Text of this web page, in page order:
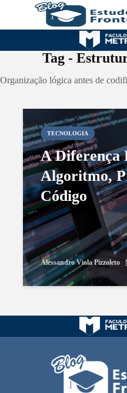
Tag -
Organização lógica antes de
TECNOLOGIA
A Diferença
Algoritmo,
Código
Alessandro Viola Pizzoleto